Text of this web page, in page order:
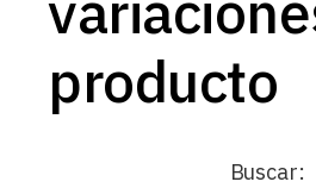
producto
Buscar: